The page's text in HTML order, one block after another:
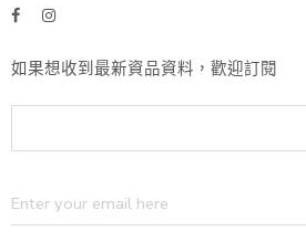
如果想收到最新資品資料，歡迎訂閱